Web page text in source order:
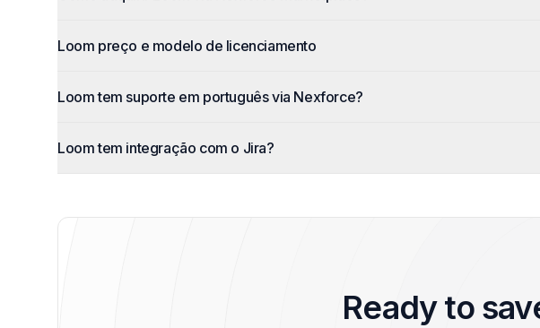
Loom preço e modelo de licenciamento
Loom tem suporte em português via Nexforce?
Loom tem integração com o Jira?
Ready to